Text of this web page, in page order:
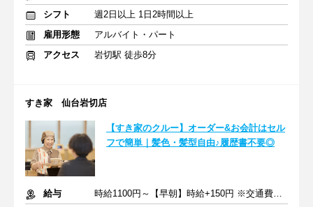
シフト
週2日以上 1日2時間以上
雇用形態
アルバイト・パート
アクセス
岩切駅 徒歩8分
すき家 仙台岩切店
【すき家のクルー】オーダー&お会計はセル
フで簡単｜髪色・髪型自由♪履歴書不要◎
給与
時給1100円～【早朝】時給+150円 ※交通費支給